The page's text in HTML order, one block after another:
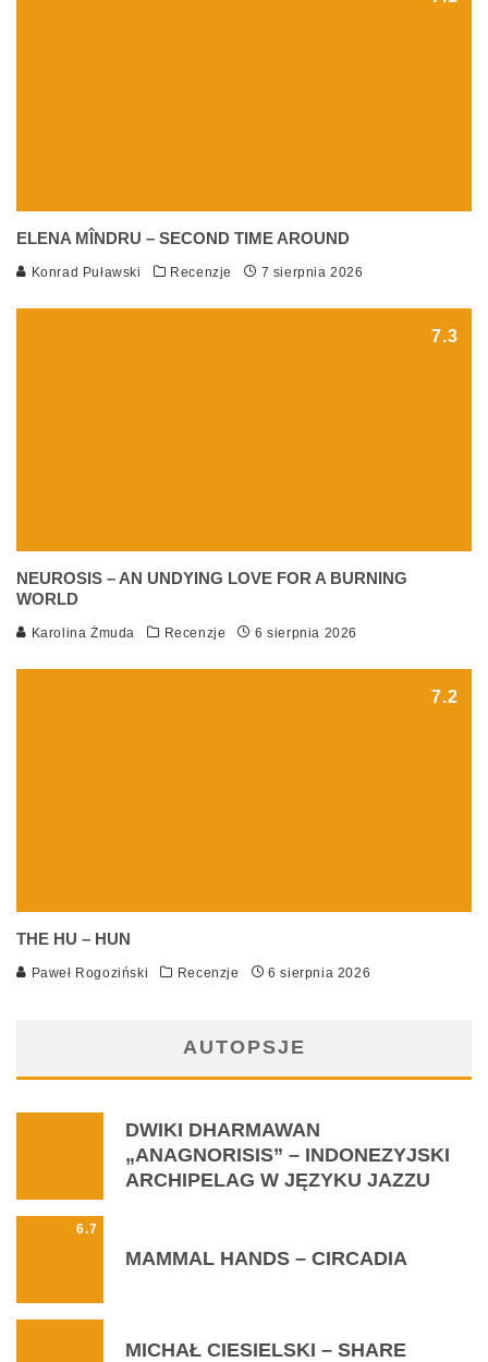
ELENA MÎNDRU – SECOND TIME AROUND
Konrad Puławski Recenzje 7 sierpnia 2026
7.3
NEUROSIS – AN UNDYING LOVE FOR A BURNING
WORLD
Karolina Żmuda Recenzje 6 sierpnia 2026
7.2
THE HU – HUN
Paweł Rogoziński Recenzje 6 sierpnia 2026
AUTOPSJE
DWIKI DHARMAWAN
„ANAGNORISIS” – INDONEZYJSKI
ARCHIPELAG W JĘZYKU JAZZU
6.7
MAMMAL HANDS – CIRCADIA
MICHAŁ CIESIELSKI – SHARE